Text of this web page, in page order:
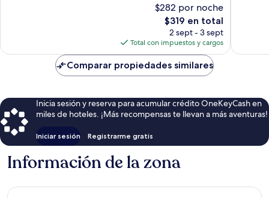
$282 por noche
El
precio
actual
es
de
$319
$319 en total
2 sept - 3 sept
Total con impuestos y cargos
Comparar propiedades similares
Inicia sesión y reserva para acumular crédito OneKeyCash en
miles de hoteles. ¡Más recompensas te llevan a más aventuras!
Iniciar sesión Registrarme gratis
Información de la zona